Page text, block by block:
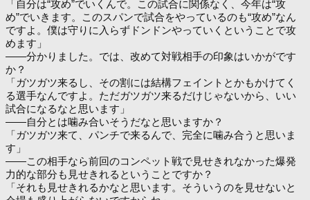
「自分は“攻め”でいくんで。この試合に関係なく、今年は“攻
め”でいきます。このスパンで試合をやっているのも“攻め”なん
ですよ。僕は守りに入らずドンドンやっていくということで攻
めます」
――分かりました。では、改めて対戦相手の印象はいかがです
か？
「ガツガツ来るし、その割には結構フェイントとかもかけてく
る選手なんですよ。ただガツガツ来るだけじゃないから、いい
試合になるなと思います」
――自分とは噛み合いそうだなと思いますか？
「ガツガツ来て、パンチで来るんで、完全に噛み合うと思いま
す」
――この相手なら前回のコンペット戦で見せきれなかった爆発
力的な部分も見せきれるということですか？
「それも見せきれるかなと思います。そういうのを見せないと